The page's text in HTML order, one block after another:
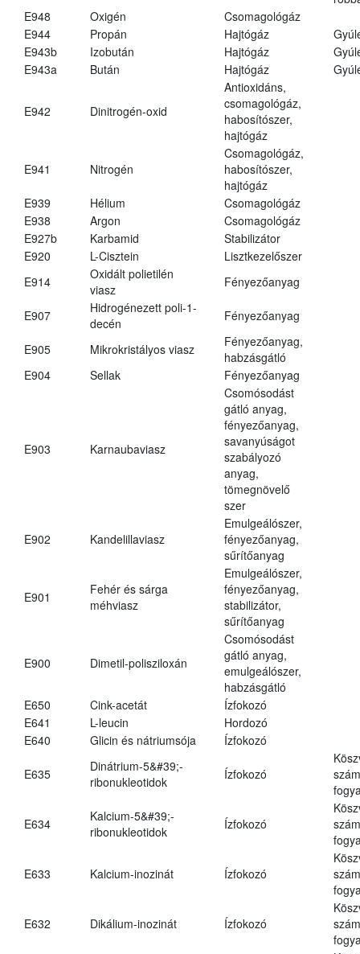
E948
Oxigén
Csomagológáz
E944
Propán Hajtógáz
E943b
Izobután Hajtógáz
E943a
Bután Hajtógáz
E942 Dinitrogén-oxid
Antioxidáns,
csomagológáz,
habosítószer,
hajtógáz
E941 Nitrogén
Csomagológáz,
habosítószer,
hajtógáz
E939
Hélium
Csomagológáz
E938
Argon
Csomagológáz
E927b
Karbamid
Stabilizátor
E920
L-Cisztein
Lisztkezelőszer
E914
Oxidált polietilén
viasz
Fényezőanyag
E907
Hidrogénezett poli-1-
decén
Fényezőanyag
E905 Mikrokristályos viasz
Fényezőanyag,
habzásgátló
E904
Sellak Fényezőanyag
E903 Karnaubaviasz
Csomósodást
gátló anyag,
fényezőanyag,
savanyúságot
szabályozó
anyag,
tömegnövelő
szer
E902 Kandelillaviasz
Emulgeálószer,
fényezőanyag,
sűrítőanyag
E901
Fehér és sárga
méhviasz
Emulgeálószer,
fényezőanyag,
stabilizátor,
sűrítőanyag
E900 Dimetil-polisziloxán
Csomósodást
gátló anyag,
emulgeálószer,
habzásgátló
E650
Cink-acetát
Ízfokozó
E641
L-leucin
Hordozó
E640
Glicin és nátriumsója Ízfokozó
E635
Dinátrium-5&#39;-
ribonukleotidok
Ízfokozó
E634
Kalcium-5&#39;-
ribonukleotidok
Ízfokozó
E633 Kalcium-inozinát Ízfokozó
E632 Dikálium-inozinát Ízfokozó